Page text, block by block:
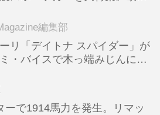
編集部
リ「デイトナ スパイダー」が
・バイスで木っ端みじんにな
ーで1914馬力を発生。リマッ